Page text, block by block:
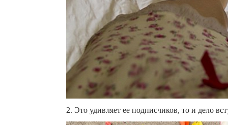
2. Это удивляет ее подписчиков, то и дело